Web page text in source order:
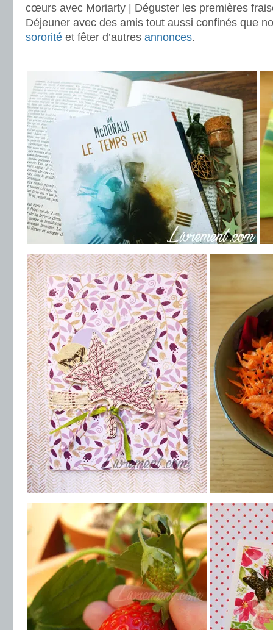
cœurs avec Moriarty | Déguster les premières
Déjeuner avec des amis tout aussi confinés que
sororité et fêter d’autres annonces.